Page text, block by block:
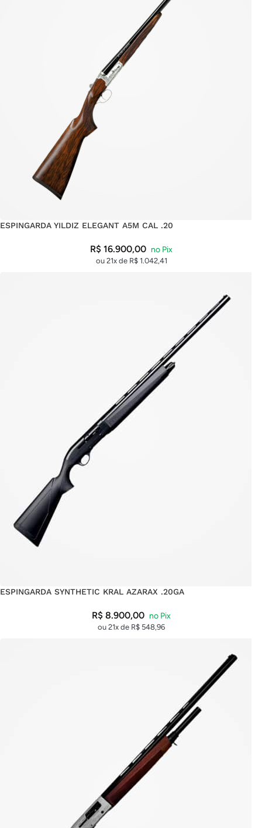
ESPINGARDA YILDIZ ELEGANT A5M CAL .20
R$16.900,00
ou 21x de R$1.042,41
ESPINGARDA SYNTHETIC KRAL AZARAX .20GA
R$8.900,00
ou 21x de R$ 548,96